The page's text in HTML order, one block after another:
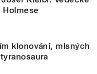
Holmese
klonování, mlsných